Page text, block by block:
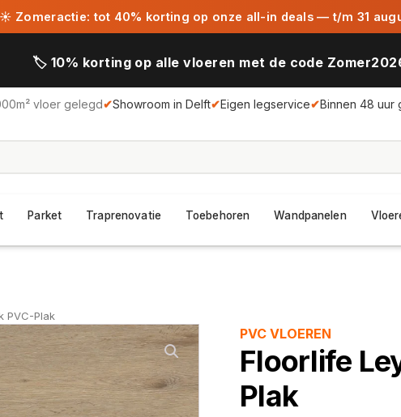
☀ Zomeractie: tot 40% korting op onze all-in deals — t/m 31
🏷️ 10% korting op alle vloeren met de code
vloer gelegd✔Showroom in Delft✔Eigen legservice✔Binnen 48 uur
Parket Traprenovatie Toebehoren Wandpanelen
PVC-Plak
PVC VLOEREN
Floorlife
Plak